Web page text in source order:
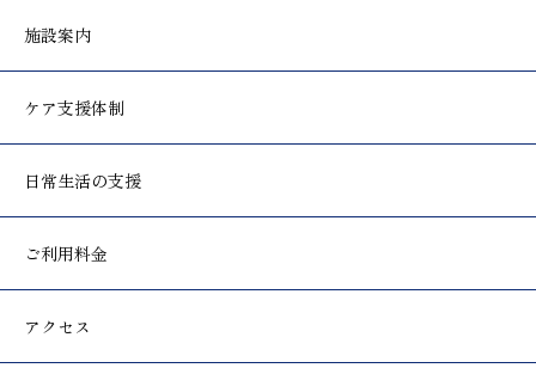
施設案内
ケア支援体制
日常生活の支援
ご利用料金
アクセス